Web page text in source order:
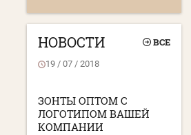
НОВОСТИ ВСЕ
19 / 07 / 2018
ЗОНТЫ ОПТОМ С
ЛОГОТИПОМ ВАШЕЙ
КОМПАНИИ